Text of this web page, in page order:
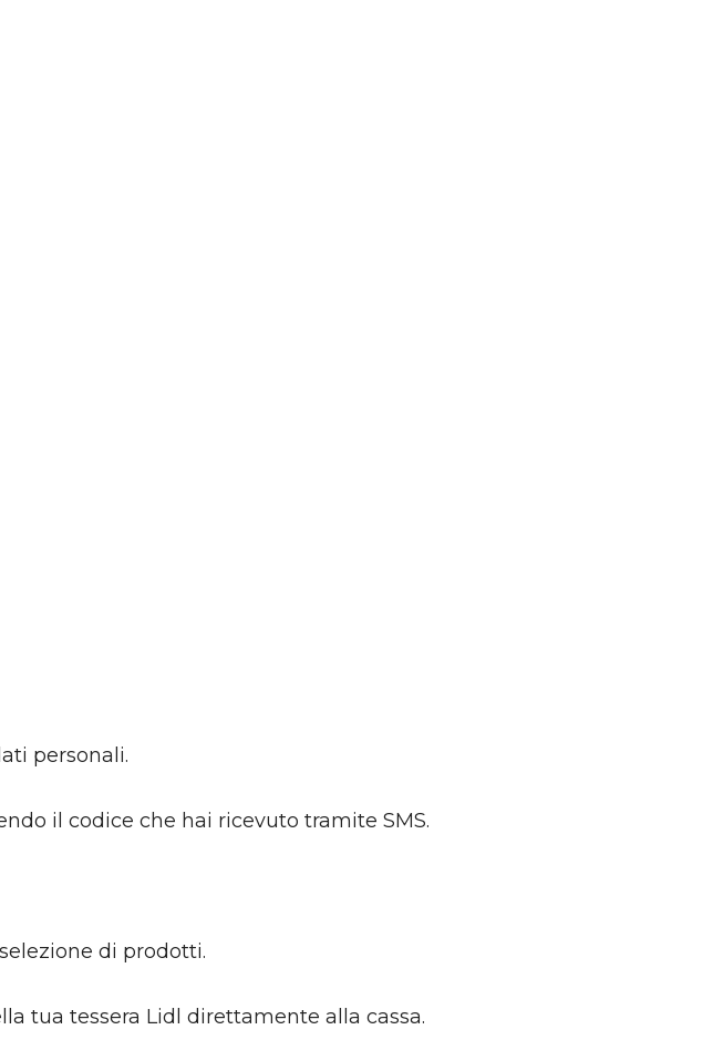
personali.
il codice che hai ricevuto tramite SMS.
di prodotti.
tua tessera Lidl direttamente alla cassa.